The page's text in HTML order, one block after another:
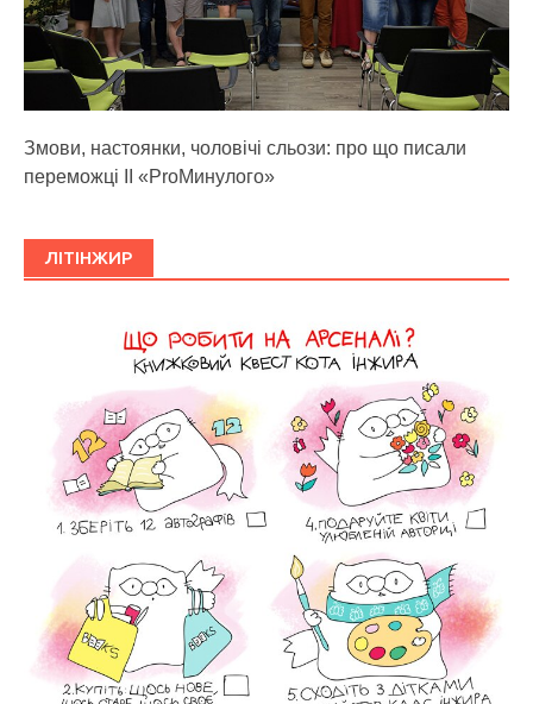
Змови, настоянки, чоловічі сльози: про що писали
переможці ІІ «ProМинулого»
ЛІТІНЖИР